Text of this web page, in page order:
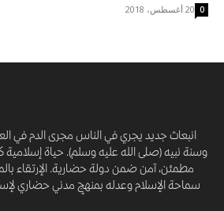
20 أغسطس، 2018 0
انبعاث جديد يجري في الناس مجرى الدم في
وسنة نبيه (صلى الله عليه وسلم). حياة
مطمئن، آمن ضمن دولة حضارية. الإرتقاء
سماحة الإسلام وعدله بمنهجٍ مدني حضاري